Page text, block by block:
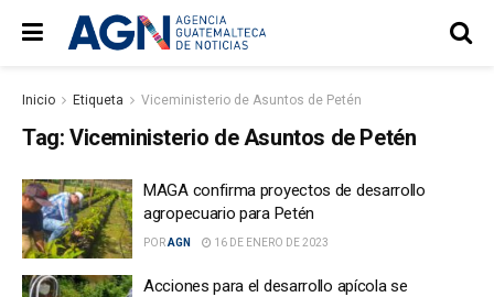
Inicio Etiqueta Viceministerio de Asuntos de Petén
Tag: Viceministerio de Asuntos de Petén
MAGA confirma proyectos de desarrollo
agropecuario para Petén
PORAGN 16 DE ENERO DE 2023
Acciones para el desarrollo apícola se